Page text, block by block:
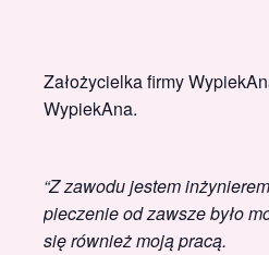
Założycielka firmy
WypiekAna.
“Z zawodu jestem
pieczenie od zawsze było
się również moją pracą.